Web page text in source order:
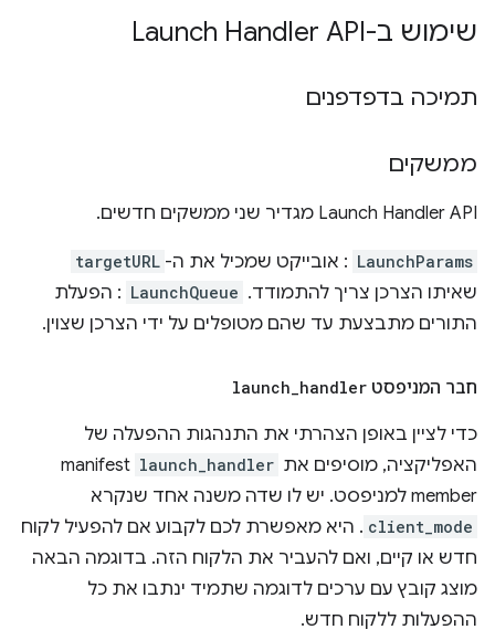
שימוש ב-Launch Handler API
תמיכה בדפדפנים
ממשקים
‫Launch Handler API מגדיר שני ממשקים חדשים.
LaunchParams : אובייקט שמכיל את ה- targetURL
שאיתו הצרכן צריך להתמודד. ‫ LaunchQueue : הפעלת
התורים מתבצעת עד שהם מטופלים על ידי הצרכן שצוין.
חבר המניפסט launch_handler
כדי לציין באופן הצהרתי את התנהגות ההפעלה של
האפליקציה, מוסיפים את launch_handler
manifest
member למניפסט. יש לו שדה משנה אחד שנקרא
client_mode . היא מאפשרת לכם לקבוע אם להפעיל לקוח
חדש או קיים, ואם להעביר את הלקוח הזה. בדוגמה הבאה
מוצג קובץ עם ערכים לדוגמה שתמיד ינתבו את כל
ההפעלות ללקוח חדש.